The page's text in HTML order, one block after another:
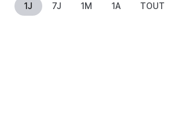
1J 7J 1M 1A TOUT